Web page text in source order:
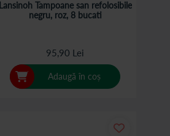
Lansinoh Tampoane san refolosibile
negru, roz, 8 bucati
95,90 Lei
Adaugă în coș